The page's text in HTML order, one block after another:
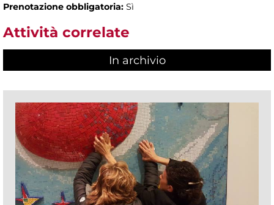
Prenotazione obbligatoria: Sì
Attività correlate
In archivio